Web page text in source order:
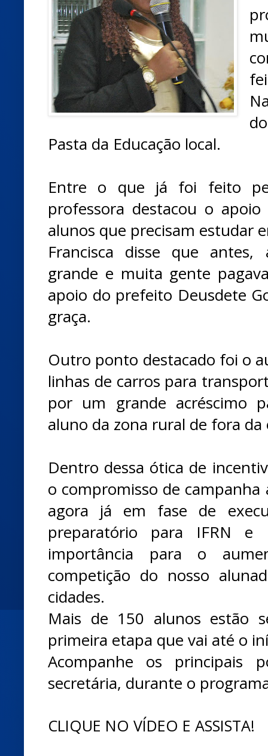
Pasta da Educação local.
Entre o que já foi feito
professora destacou o
alunos que precisam estudar
Francisca disse que
grande e muita gente
apoio do prefeito Deusdete
graça.
Outro ponto destacado foi o
linhas de carros para
por um grande acréscimo
aluno da zona rural de fora da
Dentro dessa ótica de
o compromisso de
agora já em fase de
preparatório para IFRN
importância para o
competição do nosso
cidades.
Mais de 150 alunos estão
primeira etapa que vai até o
Acompanhe os principais
secretária, durante o
CLIQUE NO VÍDEO E ASSISTA!